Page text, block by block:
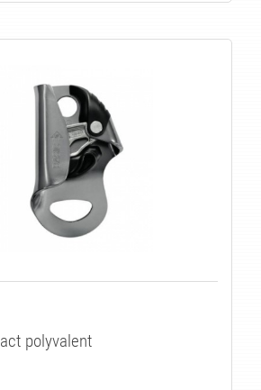
polyvalent